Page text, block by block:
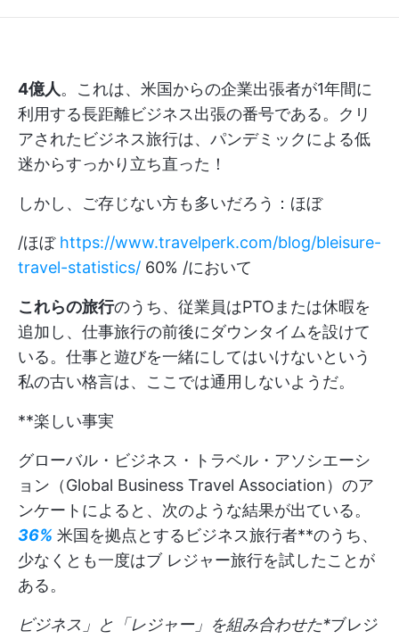
4億人。これは、米国からの企業出張者が1年間に
利用する長距離ビジネス出張の番号である。クリ
アされたビジネス旅行は、パンデミックによる低
迷からすっかり立ち直った！
しかし、ご存じない方も多いだろう：ほぼ
/ほぼ https://www.travelperk.com/blog/bleisure-
travel-statistics/ 60% /において
これらの旅行のうち、従業員はPTOまたは休暇を
追加し、仕事旅行の前後にダウンタイムを設けて
いる。仕事と遊びを一緒にしてはいけないという
私の古い格言は、ここでは通用しないようだ。
**楽しい事実
グローバル・ビジネス・トラベル・アソシエーシ
ョン（Global Business Travel Association）のア
ンケートによると、次のような結果が出ている。
36% 米国を拠点とするビジネス旅行者**のうち、
少なくとも一度はブ レジャー旅行を試したことが
ある。
ビジネス」と「レジャー」を組み合わせた*ブレジ